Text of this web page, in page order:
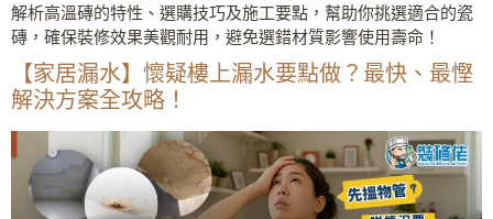
解析高溫磚的特性、選購技巧及施工要點，幫助你挑選適合的瓷
磚，確保裝修效果美觀耐用，避免選錯材質影響使用壽命！
【家居漏水】懷疑樓上漏水要點做？最快、最慳
解決方案全攻略！